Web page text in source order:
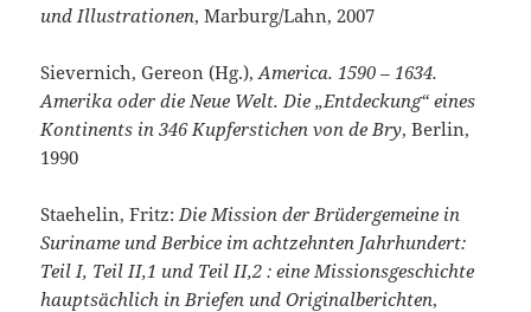
und Illustrationen, Marburg/Lahn, 2007
Sievernich, Gereon (Hg.), America. 1590 – 1634.
Amerika oder die Neue Welt. Die „Entdeckung“ eines
Kontinents in 346 Kupferstichen von de Bry, Berlin,
1990
Staehelin, Fritz: Die Mission der Brüdergemeine in
Suriname und Berbice im achtzehnten Jahrhundert:
Teil I, Teil II,1 und Teil II,2 : eine Missionsgeschichte
hauptsächlich in Briefen und Originalberichten,